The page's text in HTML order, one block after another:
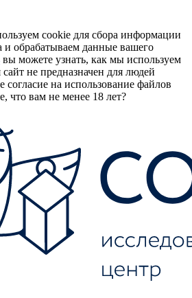
cookie для сбора информации
и обрабатываем данные вашего
вы можете узнать, как мы используем
не предназначен для людей
согласие на использование файлов
что вам не менее 18 лет?